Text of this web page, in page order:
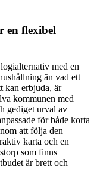
en flexibel
med en
än vad ett
kan erbjuda, är
kommunen med
gediget urval av
för både korta
att följa den
karta och en
som finns
är brett och